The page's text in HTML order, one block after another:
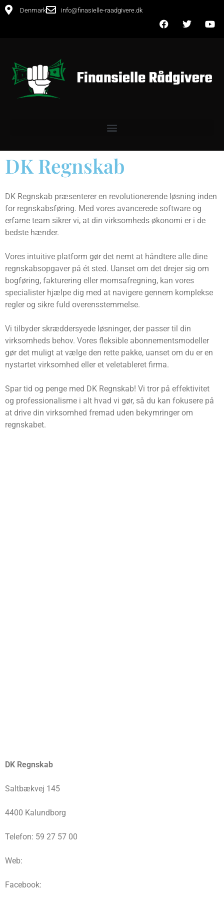
Denmark info@finasielle-raadgivere.dk
DK Regnskab
DK Regnskab præsenterer en revolutionerende løsning inden
for regnskabsføring. Med vores avancerede software og
erfarne team sikrer vi, at din virksomheds økonomi er i de
bedste hænder.
Vores intuitive platform gør det nemt at håndtere alle dine
regnskabsopgaver på ét sted. Uanset om det drejer sig om
bogføring, fakturering eller momsafregning, kan vores
specialister hjælpe dig med at navigere gennem komplekse
regler og sikre fuld overensstemmelse.
Vi tilbyder skræddersyede løsninger, der passer til din
virksomheds behov. Vores fleksible abonnementsmodeller
gør det muligt at vælge den rette pakke, uanset om du er en
nystartet virksomhed eller et veletableret firma.
Spar tid og penge med DK Regnskab! Vi tror på effektivitet
og professionalisme i alt hvad vi gør, så du kan fokusere på
at drive din virksomhed fremad uden bekymringer om
regnskabet.
DK Regnskab
Saltbækvej 145
4400 Kalundborg
Telefon: 59 27 57 00
Web:
Facebook: